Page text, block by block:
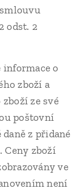
odst. 2
informace o
zboží a
ze své
poštovní
z přidané
Ceny zboží
ve
není